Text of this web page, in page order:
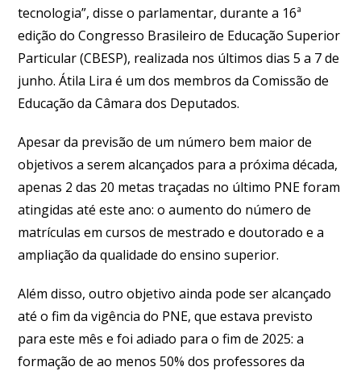
tecnologia”, disse o parlamentar, durante a 16ª
edição do Congresso Brasileiro de Educação Superior
Particular (CBESP), realizada nos últimos dias 5 a 7 de
junho. Átila Lira é um dos membros da Comissão de
Educação da Câmara dos Deputados.
Apesar da previsão de um número bem maior de
objetivos a serem alcançados para a próxima década,
apenas 2 das 20 metas traçadas no último PNE foram
atingidas até este ano: o aumento do número de
matrículas em cursos de mestrado e doutorado e a
ampliação da qualidade do ensino superior.
Além disso, outro objetivo ainda pode ser alcançado
até o fim da vigência do PNE, que estava previsto
para este mês e foi adiado para o fim de 2025: a
formação de ao menos 50% dos professores da